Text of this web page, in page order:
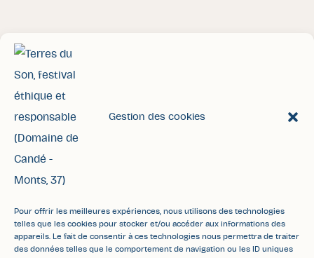
Gestion des cookies
Pour offrir les meilleures expériences, nous utilisons des technologies
telles que les cookies pour stocker et/ou accéder aux informations des
appareils. Le fait de consentir à ces technologies nous permettra de traiter
des données telles que le comportement de navigation ou les ID uniques
Accueil
Espace pro/presse
Mentions légales
Politique de confidentialité
Plan du site
CGV
Accessibilité
Site web écoconçu